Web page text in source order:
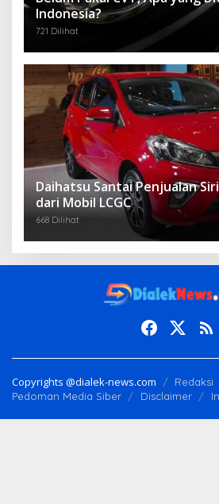
Indonesia?
721 Dilihat
Daihatsu Santai Penjualan
dari Mobil LCGC
668 Dilihat
Copyrights @dialek-news.com
Redaksi
Pedoman Media Siber
Disclaimer